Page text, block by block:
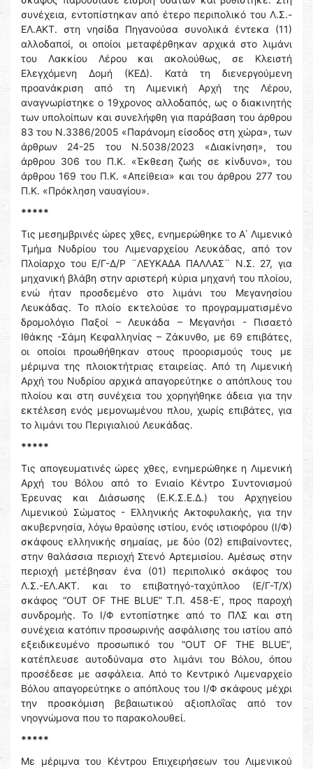
συνέχεια, εντοπίστηκαν από έτερο περιπολικό του Λ.Σ.-
ΕΛ.ΑΚΤ. στη νησίδα Πηγανούσα συνολικά έντεκα (11)
αλλοδαποί, οι οποίοι μεταφέρθηκαν αρχικά στο λιμάνι
του Λακκίου Λέρου και ακολούθως, σε Κλειστή
Ελεγχόμενη Δομή (ΚΕΔ). Κατά τη διενεργούμενη
προανάκριση από τη Λιμενική Αρχή της Λέρου,
αναγνωρίστηκε ο 19χρονος αλλοδαπός, ως ο διακινητής
των υπολοίπων και συνελήφθη για παράβαση του άρθρου
83 του Ν.3386/2005 «Παράνομη είσοδος στη χώρα», των
άρθρων 24-25 του Ν.5038/2023 «Διακίνηση», του
άρθρου 306 του Π.Κ. «Έκθεση ζωής σε κίνδυνο», του
άρθρου 169 του Π.Κ. «Απείθεια» και του άρθρου 277 του
Π.Κ. «Πρόκληση ναυαγίου».
*****
Τις μεσημβρινές ώρες χθες, ενημερώθηκε το Α΄ Λιμενικό
Τμήμα Νυδρίου του Λιμεναρχείου Λευκάδας, από τον
Πλοίαρχο του Ε/Γ-Δ/Ρ ¨ΛΕΥΚΑΔΑ ΠΑΛΛΑΣ¨ Ν.Σ. 27, για
μηχανική βλάβη στην αριστερή κύρια μηχανή του πλοίου,
ενώ ήταν προσδεμένο στο λιμάνι του Μεγανησίου
Λευκάδας. Το πλοίο εκτελούσε το προγραμματισμένο
δρομολόγιο Παξοί – Λευκάδα – Μεγανήσι - Πισαετό
Ιθάκης -Σάμη Κεφαλληνίας – Ζάκυνθο, με 69 επιβάτες,
οι οποίοι προωθήθηκαν στους προορισμούς τους με
μέριμνα της πλοιοκτήτριας εταιρείας. Από τη Λιμενική
Αρχή του Νυδρίου αρχικά απαγορεύτηκε ο απόπλους του
πλοίου και στη συνέχεια του χορηγήθηκε άδεια για την
εκτέλεση ενός μεμονωμένου πλου, χωρίς επιβάτες, για
το λιμάνι του Περιγιαλιού Λευκάδας.
*****
Τις απογευματινές ώρες χθες, ενημερώθηκε η Λιμενική
Αρχή του Βόλου από το Ενιαίο Κέντρο Συντονισμού
Έρευνας και Διάσωσης (Ε.Κ.Σ.Ε.Δ.) του Αρχηγείου
Λιμενικού Σώματος - Ελληνικής Ακτοφυλακής, για την
ακυβερνησία, λόγω θραύσης ιστίου, ενός ιστιοφόρου (Ι/Φ)
σκάφους ελληνικής σημαίας, με δύο (02) επιβαίνοντες,
στην θαλάσσια περιοχή Στενό Αρτεμισίου. Αμέσως στην
περιοχή μετέβησαν ένα (01) περιπολικό σκάφος του
Λ.Σ.-ΕΛ.ΑΚΤ. και το επιβατηγό-ταχύπλοο (Ε/Γ-Τ/Χ)
σκάφος “OUT OF THE BLUE” Τ.Π. 458-Ε΄, προς παροχή
συνδρομής. Το Ι/Φ εντοπίστηκε από το ΠΛΣ και στη
συνέχεια κατόπιν προσωρινής ασφάλισης του ιστίου από
εξειδικευμένο προσωπικό του “OUT OF THE BLUE”,
κατέπλευσε αυτοδύναμα στο λιμάνι του Βόλου, όπου
προσέδεσε με ασφάλεια. Από το Κεντρικό Λιμεναρχείο
Βόλου απαγορεύτηκε ο απόπλους του Ι/Φ σκάφους μέχρι
την προσκόμιση βεβαιωτικού αξιοπλοΐας από τον
νηογνώμονα που το παρακολουθεί.
*****
Με μέριμνα του Κέντρου Επιχειρήσεων του Λιμενικού